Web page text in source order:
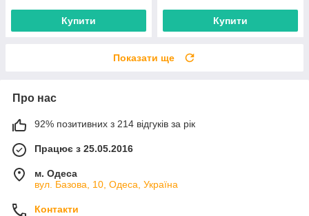
Купити Купити
Показати ще
Про нас
92% позитивних з 214 відгуків за рік
Працює з 25.05.2016
м. Одеса
вул. Базова, 10, Одеса, Україна
Контакти